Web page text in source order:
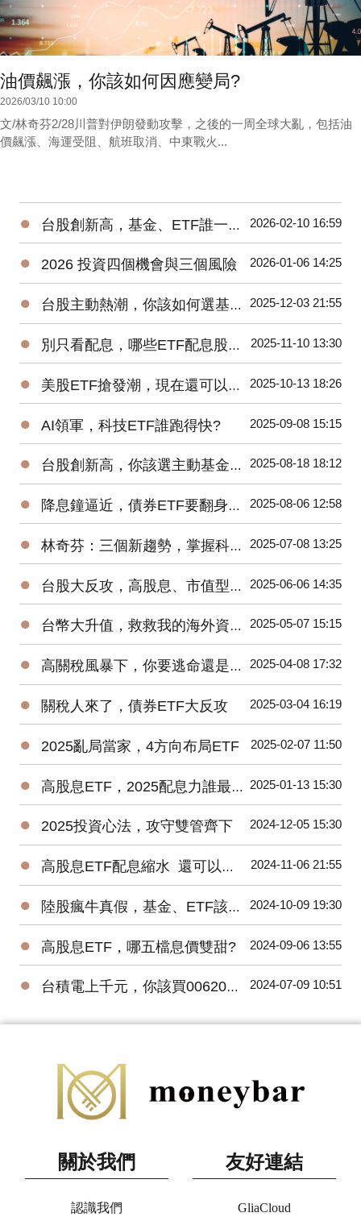
油價飆漲，你該如何因應變局?
2026/03/10 10:00
文/林奇芬2/28川普對伊朗發動攻擊，之後的一周全球大亂，包括油
價飆漲、海運受阻、航班取消、中東戰火...
● 台股創新高，基金、ETF誰一馬當先 2026-02-10 16:59
● 2026 投資四個機會與三個風險 2026-01-06 14:25
● 台股主動熱潮，你該如何選基金、ETF? 2025-12-03 21:55
● 別只看配息，哪些ETF配息股價二頭賺? 2025-11-10 13:30
● 美股ETF搶發潮，現在還可以買進嗎? 2025-10-13 18:26
● AI領軍，科技ETF誰跑得快? 2025-09-08 15:15
● 台股創新高，你該選主動基金還是ETF? 2025-08-18 18:12
● 降息鐘逼近，債券ETF要翻身了? 2025-08-06 12:58
● 林奇芬：三個新趨勢，掌握科技投資密碼 2025-07-08 13:25
● 台股大反攻，高股息、市值型ETF該抱誰? 2025-06-06 14:35
● 台幣大升值，救救我的海外資產！ 2025-05-07 15:15
● 高關稅風暴下，你要逃命還是加碼? 2025-04-08 17:32
● 關稅人來了，債券ETF大反攻 2025-03-04 16:19
● 2025亂局當家，4方向布局ETF 2025-02-07 11:50
● 高股息ETF，2025配息力誰最強? 2025-01-13 15:30
● 2025投資心法，攻守雙管齊下 2024-12-05 15:30
● 高股息ETF配息縮水 還可以買嗎? 2024-11-06 21:55
● 陸股瘋牛真假，基金、ETF該怎麼挑? 2024-10-09 19:30
● 高股息ETF，哪五檔息價雙甜? 2024-09-06 13:55
● 台積電上千元，你該買006208還是0056? 2024-07-09 10:51
關於我們
認識我們
友好連結
GliaCloud